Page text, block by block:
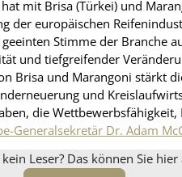
mit Brisa (Türkei) und
der europäischen
Stimme der Branche
und tiefgreifender
Brisa und Marangoni stärkt
und
die
Generalsekretär Dr. Adam
Leser? Das können Sie